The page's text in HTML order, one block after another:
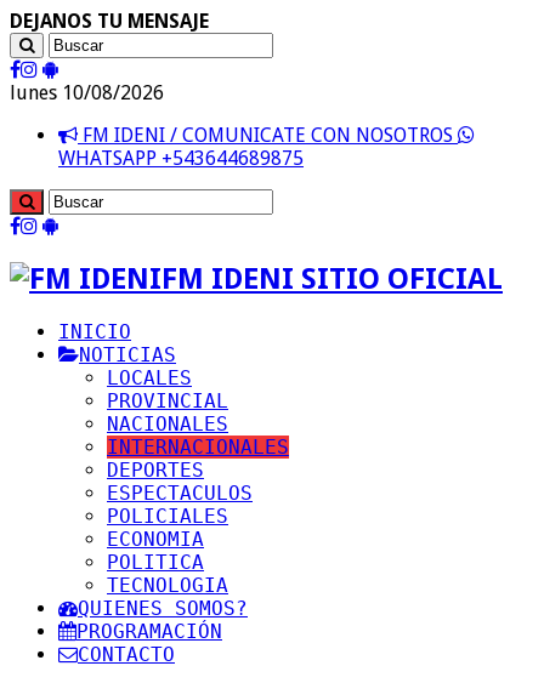
DEJANOS TU MENSAJE
lunes 10/08/2026
FM IDENI / COMUNICATE CON NOSOTROS
WHATSAPP +543644689875
FM IDENI SITIO OFICIAL
INICIO
NOTICIAS
LOCALES
PROVINCIAL
NACIONALES
INTERNACIONALES
DEPORTES
ESPECTACULOS
POLICIALES
ECONOMIA
POLITICA
TECNOLOGIA
QUIENES SOMOS?
PROGRAMACIÓN
CONTACTO